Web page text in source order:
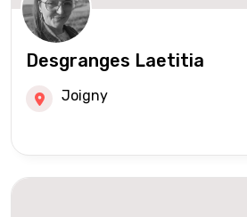
Desgranges Laetitia
Joigny